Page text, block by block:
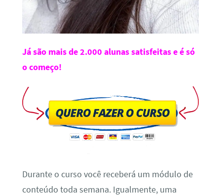
Já são mais de 2.000 alunas satisfeitas e é só
o começo!
Durante o curso você receberá um módulo de
conteúdo toda semana. Igualmente, uma